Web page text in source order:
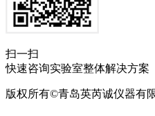
扫一扫
快速咨询实验室整体解决方案
版权所有©青岛英芮诚仪器有